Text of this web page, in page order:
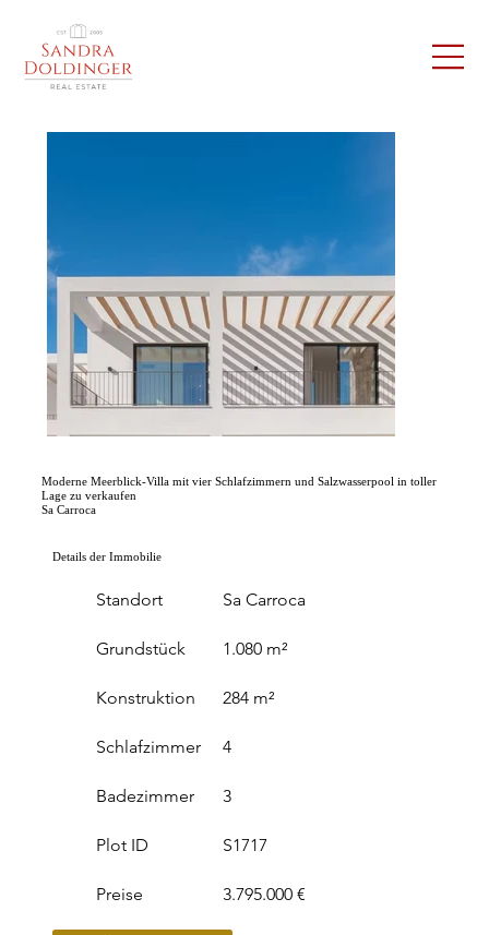
Moderne Meerblick-Villa mit vier Schlafzimmern und Salzwasserpool in toller
Lage zu verkaufen
Sa Carroca
Details der Immobilie
Standort
Grundstück
Konstruktion
Sa Carroca
1.080 m²
284 m²
Schlafzimmer
Badezimmer
4
3
Plot ID
Preise
S1717
3.795.000 €